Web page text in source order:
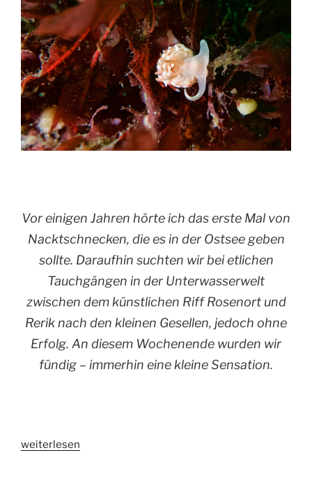
Vor einigen Jahren hörte ich das erste Mal von
Nacktschnecken, die es in der Ostsee geben
sollte. Daraufhin suchten wir bei etlichen
Tauchgängen in der Unterwasserwelt
zwischen dem künstlichen Riff Rosenort und
Rerik nach den kleinen Gesellen, jedoch ohne
Erfolg. An diesem Wochenende wurden wir
fündig – immerhin eine kleine Sensation.
„Kleine
weiterlesen